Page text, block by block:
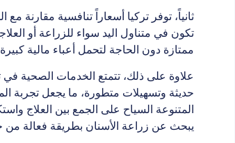
ثانياً، توفر تركيا أسعاراً تنافسية مقارنة
تكون في متناول اليد سواء للزراعة أو
ممتازة دون الحاجة لتحمل أعباء مالية
علاوة على ذلك، تتمتع الخدمات الصحية في
حديثة وتسهيلات متطورة، ما يجعل تجربة
المتنوعة السياح على الجمع بين العلاج
يبحث عن زراعة الأسنان بطريقة فعالة من